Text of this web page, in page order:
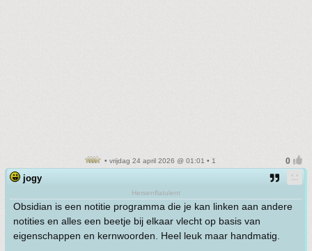
• vrijdag 24 april 2026 @ 01:01 • 1
jogy
Hersenflatulent
Obsidian is een notitie programma die je kan linken aan andere
notities en alles een beetje bij elkaar vlecht op basis van
eigenschappen en kernwoorden. Heel leuk maar handmatig.